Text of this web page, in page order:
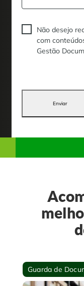
Não desejo
com
Gestão
Enviar
Guarda de